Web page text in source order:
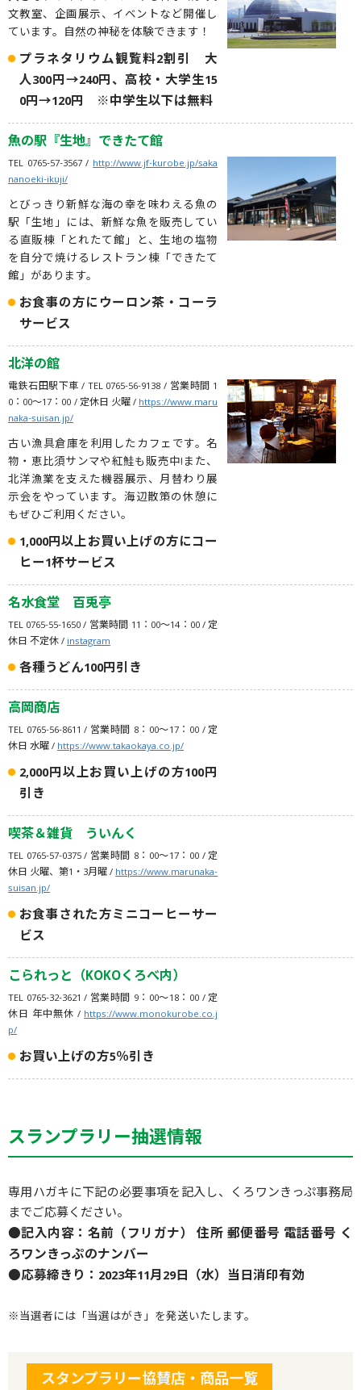
文教室、企画展示、イベントなど開催し
ています。自然の神秘を体験できます！
プラネタリウム観覧料2割引 大
人300円→240円、高校・大学生15
0円→120円 ※中学生以下は無料
魚の駅『生地』できたて館
TEL 0765-57-3567 /http://www.jf-kurobe.jp/saka
nanoeki-ikuji/
とびっきり新鮮な海の幸を味わえる魚の
駅「生地」には、新鮮な魚を販売してい
る直販棟「とれたて館」と、生地の塩物
を自分で焼けるレストラン棟「できたて
館」があります。
お食事の方にウーロン茶・コーラ
サービス
北洋の館
電鉄石田駅下車 / TEL 0765-56-9138 / 営業時間 1
0：00～17：00 / 定休日 火曜 /https://www.maru
naka-suisan.jp/
古い漁具倉庫を利用したカフェです。名
物・恵比須サンマや紅鮭も販売中!また、
北洋漁業を支えた機器展示、月替わり展
示会をやっています。海辺散策の休憩に
もぜひご利用ください。
1,000円以上お買い上げの方にコー
ヒー1杯サービス
名水食堂 百兎亭
TEL 0765-55-1650 / 営業時間 11：00～14：00 / 定
休日 不定休 /instagram
各種うどん100円引き
高岡商店
TEL 0765-56-8611 / 営業時間 8：00～17：00 / 定
休日 水曜 /https://www.takaokaya.co.jp/
2,000円以上お買い上げの方100円
引き
喫茶＆雑貨 ういんく
TEL 0765-57-0375 / 営業時間 8：00～17：00 / 定
休日 火曜、第1・3月曜 /https://www.marunaka-
suisan.jp/
お食事された方ミニコーヒーサー
ビス
こられっと（KOKOくろべ内）
TEL 0765-32-3621 / 営業時間 9：00～18：00 / 定
休日 年中無休 /https://www.monokurobe.co.j
p/
お買い上げの方5％引き
スランプラリー抽選情報
専用ハガキに下記の必要事項を記入し、くろワンきっぷ事務局
までご応募ください。
●記入内容：名前（フリガナ） 住所 郵便番号 電話番号 く
ろワンきっぷのナンバー
●応募締きり：2023年11月29日（水）当日消印有効
※当選者には「当選はがき」を発送いたします。
スタンプラリー協賛店・商品一覧